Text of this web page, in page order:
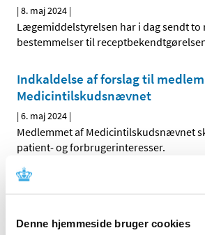
Denne hjemmeside bruger cookies
|8. maj 2024 |
Lægemiddelstyrelsen har i dag sendt to
bestemmelser til
Indkaldelse af forslag til
Medicintilskudsnævnet
|6. maj 2024 |
Medlemmet af Medicintilskudsnævnet
patient- og forbrugerinteresser.
Ny mulighed for ordination og
forsyningsproblemer